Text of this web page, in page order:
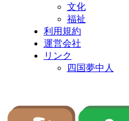
文化
福祉
利用規約
運営会社
リンク
四国夢中人